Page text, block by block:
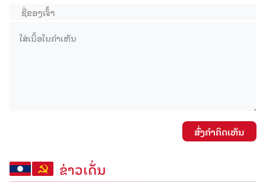
ສົ່ງຄໍາຄິດເຫັນ
ຂ່າວເດັ່ນ